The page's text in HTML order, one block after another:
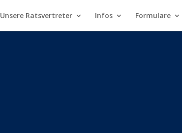
Unsere Ratsvertreter Infos Formulare